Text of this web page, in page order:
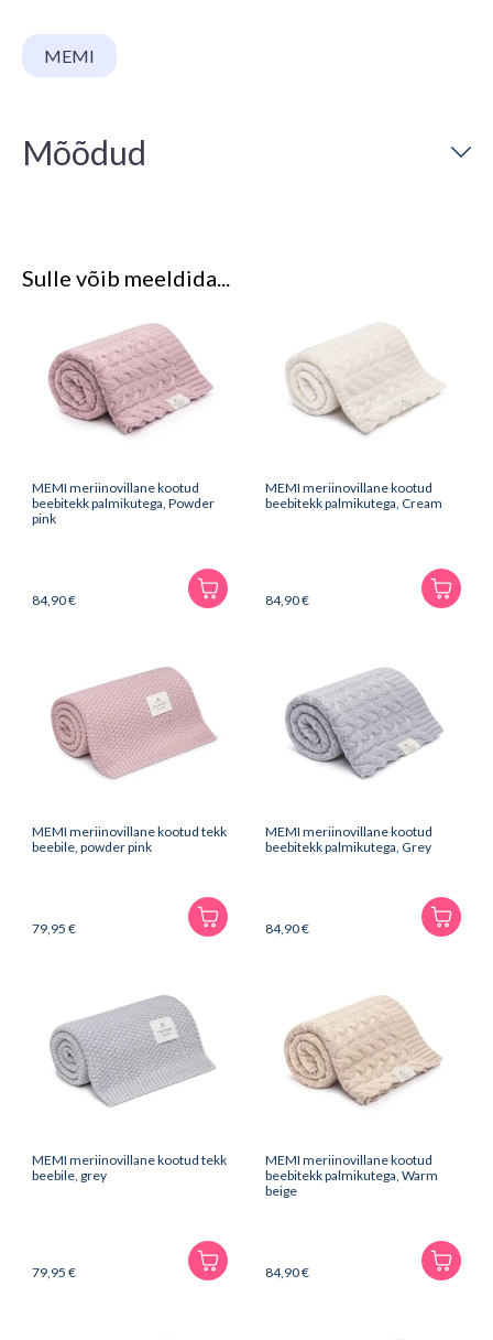
MEMI
Mõõdud
Sulle võib meeldida...
MEMI meriinovillane kootud
beebitekk palmikutega, Powder
pink
84,90€
MEMI meriinovillane kootud
beebitekk palmikutega, Cream
84,90€
MEMI meriinovillane kootud tekk
beebile, powder pink
79,95 €
MEMI meriinovillane kootud
beebitekk palmikutega, Grey
84,90€
MEMI meriinovillane kootud tekk
beebile, grey
79,95 €
MEMI meriinovillane kootud
beebitekk palmikutega, Warm
beige
84,90€